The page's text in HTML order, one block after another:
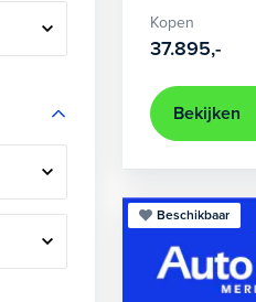
Kopen
37.895,-
Bekijken
Beschikbaar